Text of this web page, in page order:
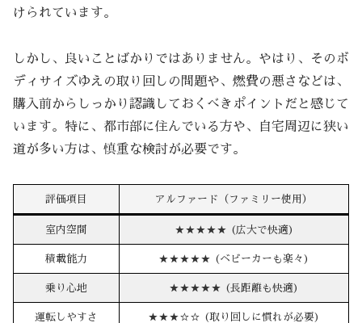
けられています。
しかし、良いことばかりではありません。やはり、そのボ
ディサイズゆえの取り回しの問題や、燃費の悪さなどは、
購入前からしっかり認識しておくべきポイントだと感じて
います。特に、都市部に住んでいる方や、自宅周辺に狭い
道が多い方は、慎重な検討が必要です。
評価項目 アルファード（ファミリー使用）
室内空間 ★★★★★ (広大で快適)
積載能力 ★★★★★ (ベビーカーも楽々)
乗り心地 ★★★★★ (長距離も快適)
運転しやすさ ★★★☆☆ (取り回しに慣れが必要)